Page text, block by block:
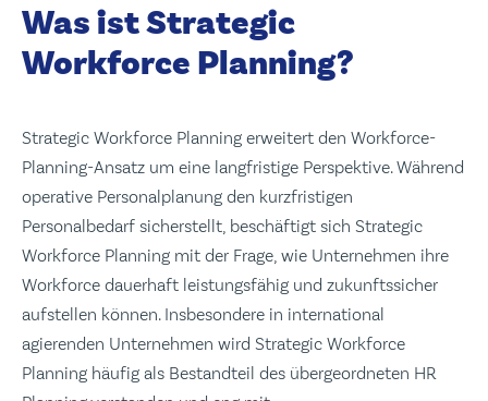
Was ist Strategic
Workforce Planning?
Strategic Workforce Planning erweitert den Workforce-
Planning-Ansatz um eine langfristige Perspektive. Während
operative Personalplanung den kurzfristigen
Personalbedarf sicherstellt, beschäftigt sich Strategic
Workforce Planning mit der Frage, wie Unternehmen ihre
Workforce dauerhaft leistungsfähig und zukunftssicher
aufstellen können. Insbesondere in international
agierenden Unternehmen wird Strategic Workforce
Planning häufig als Bestandteil des übergeordneten HR